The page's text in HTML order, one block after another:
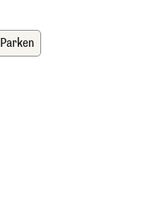
Parken